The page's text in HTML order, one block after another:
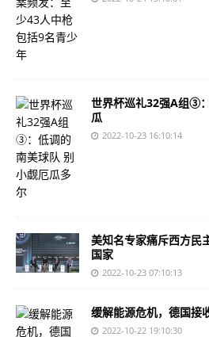
世界杯巡礼32强A组③
瓜
2022-10-23 16:10:14
美知名专家痛斥西方民
国家
2022-10-23 07:10:13
缓解能源危机，德国接
2022-10-22 19:10:30